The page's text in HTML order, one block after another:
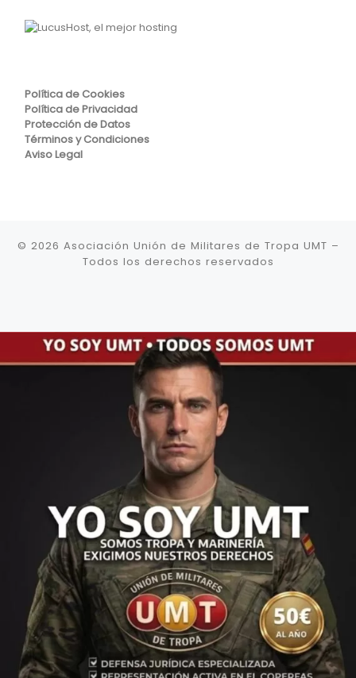
Política de Cookies
Política de Privacidad
Protección de Datos
Términos y Condiciones
Aviso Legal
© 2026 Asociación Unión de Militares de Tropa UMT –
Todos los derechos reservados